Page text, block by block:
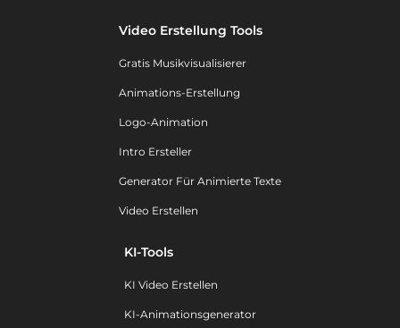
Video Erstellung Tools
Gratis Musikvisualisierer
Animations-Erstellung
Logo-Animation
Intro Ersteller
Generator Für Animierte Texte
Video Erstellen
KI-Tools
KI Video Erstellen
KI-Animationsgenerator